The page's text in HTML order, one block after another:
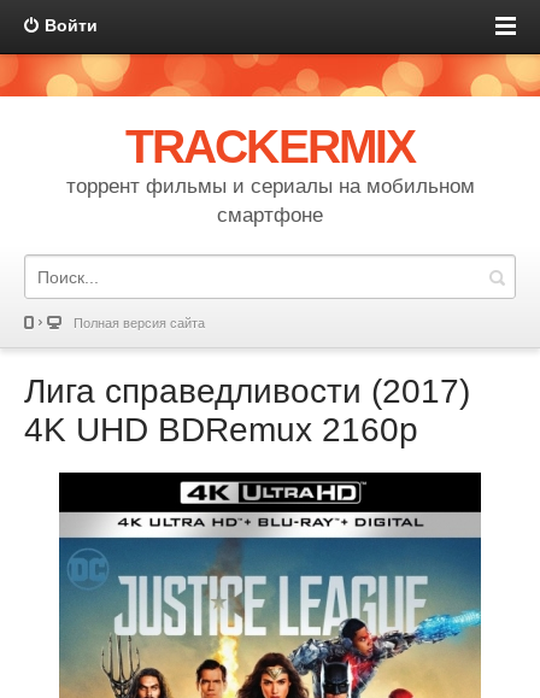
Войти
TRACKERMIX
торрент фильмы и сериалы на мобильном
смартфоне
Полная версия сайта
Лига справедливости (2017)
4K UHD BDRemux 2160p